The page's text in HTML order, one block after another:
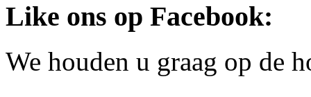
Like ons op Facebook:
We houden u graag op de